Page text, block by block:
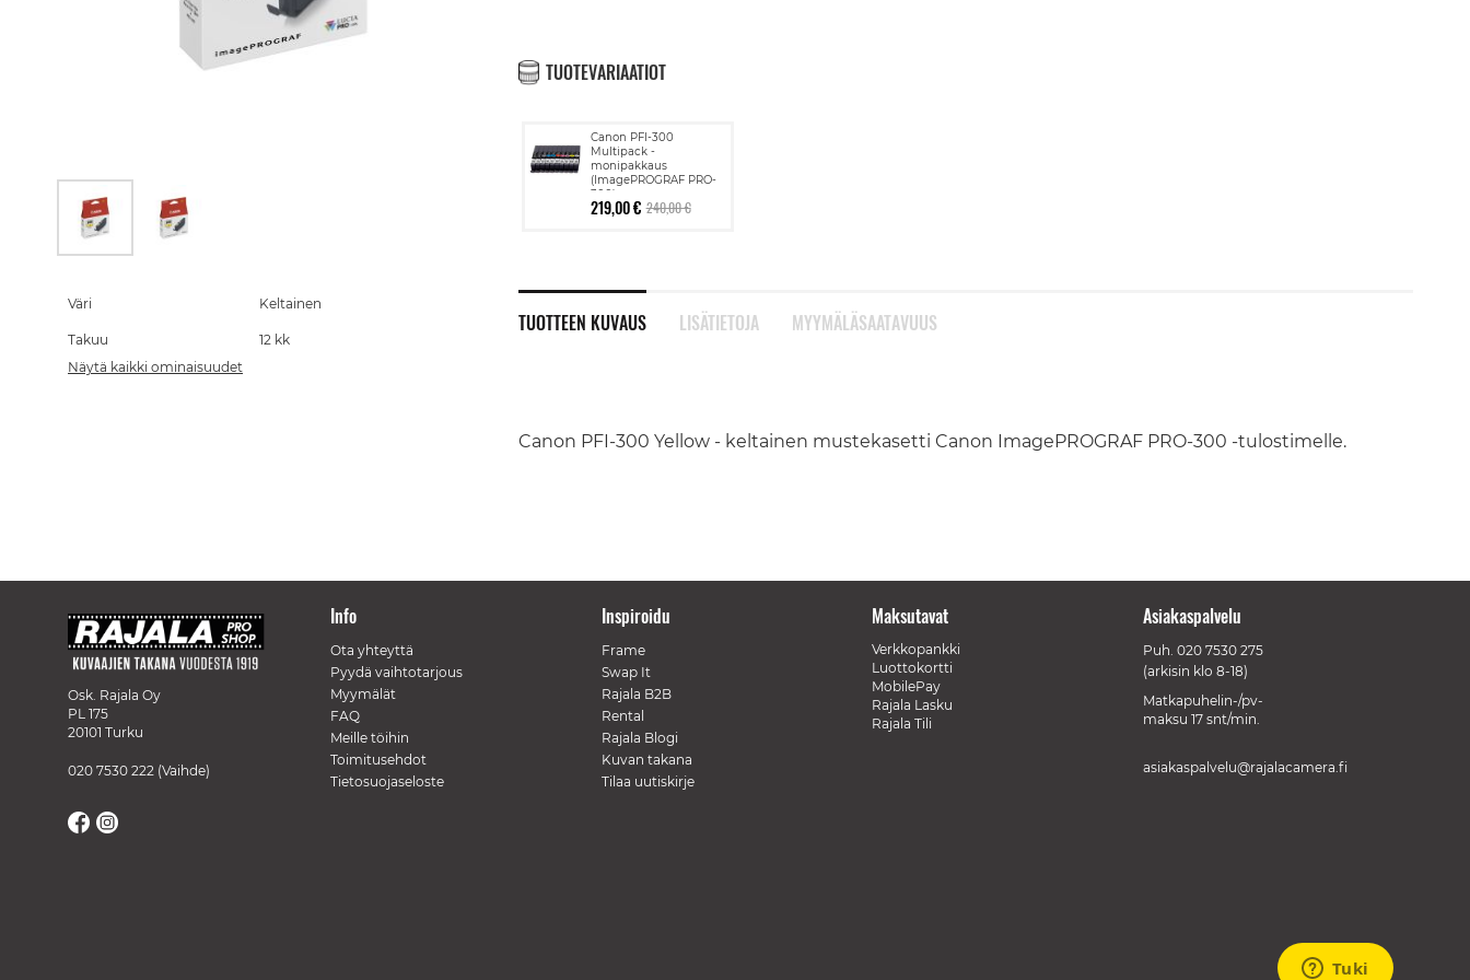
TUOTEVARIAATIOT
Canon PFI-300
Multipack -
monipakkaus
(ImagePROGRAF PRO-
300)
219,00 € 240,00 €
TUOTTEEN KUVAUS
Canon PFI-300 Yellow - keltainen mustekasetti Canon ImagePROGRAF PRO-300 -tulostimelle.
LISÄTIETOJA MYYMÄLÄSAATAVUUS
the
of
the
images
Väri Keltainen
Takuu
12 kk
Näytä kaikki ominaisuudet
Osk. Rajala Oy
PL 175
20101 Turku
020 7530 222 (Vaihde)
Info
Ota yhteyttä
Pyydä vaihtotarjous
Myymälät
FAQ
Meille töihin
Toimitusehdot
Tietosuojaseloste
Inspiroidu
Frame
Swap It
Rajala B2B
Rental
Rajala Blogi
Kuvan takana
Tilaa uutiskirje
Maksutavat
Verkkopankki
Luottokortti
MobilePay
Rajala Lasku
Rajala Tili
Asiakaspalvelu
Puh. 020 7530 275
(arkisin klo 8-18)
Matkapuhelin-/pv-
maksu 17 snt/min.
asiakaspalvelu@rajalacamera.fi